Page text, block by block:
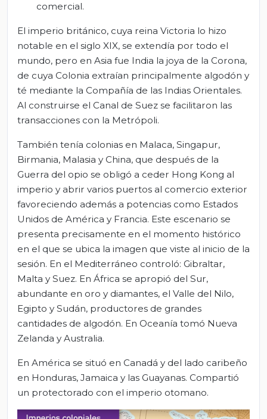
comercial.
El imperio británico, cuya reina Victoria lo hizo
notable en el siglo XIX, se extendía por todo el
mundo, pero en Asia fue India la joya de la Corona,
de cuya Colonia extraían principalmente algodón y
té mediante la Compañía de las Indias Orientales.
Al construirse el Canal de Suez se facilitaron las
transacciones con la Metrópoli.
También tenía colonias en Malaca, Singapur,
Birmania, Malasia y China, que después de la
Guerra del opio se obligó a ceder Hong Kong al
imperio y abrir varios puertos al comercio exterior
favoreciendo además a potencias como Estados
Unidos de América y Francia. Este escenario se
presenta precisamente en el momento histórico
en el que se ubica la imagen que viste al inicio de la
sesión. En el Mediterráneo controló: Gibraltar,
Malta y Suez. En África se apropió del Sur,
abundante en oro y diamantes, el Valle del Nilo,
Egipto y Sudán, productores de grandes
cantidades de algodón. En Oceanía tomó Nueva
Zelanda y Australia.
En América se situó en Canadá y del lado caribeño
en Honduras, Jamaica y las Guayanas. Compartió
un protectorado con el imperio otomano.